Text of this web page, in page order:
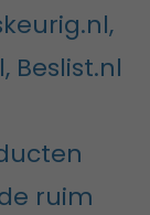
Beslist.nl
ruim